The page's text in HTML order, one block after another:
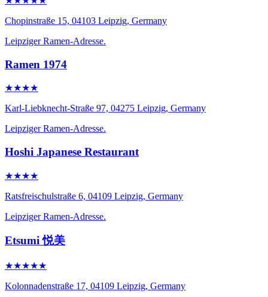
Chopinstraße 15, 04103 Leipzig, Germany
Leipziger Ramen-Adresse.
Ramen 1974
★★★★
Karl-Liebknecht-Straße 97, 04275 Leipzig, Germany
Leipziger Ramen-Adresse.
Hoshi Japanese Restaurant
★★★★
Ratsfreischulstraße 6, 04109 Leipzig, Germany
Leipziger Ramen-Adresse.
Etsumi 悦美
★★★★★
Kolonnadenstraße 17, 04109 Leipzig, Germany